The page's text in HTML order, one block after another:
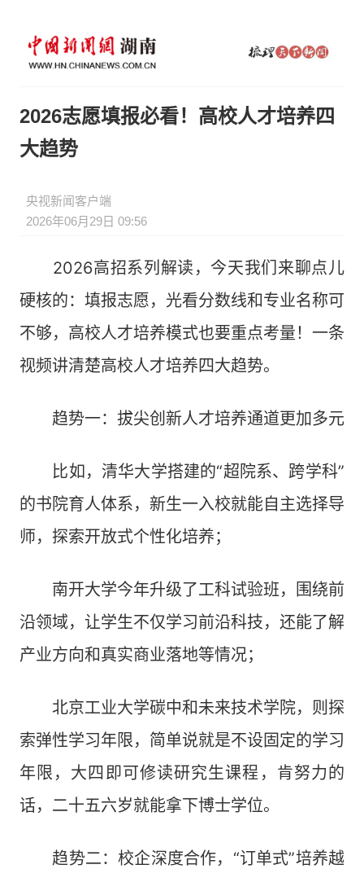
2026志愿填报必看！高校人才培养四
大趋势
央视新闻客户端
2026年06月29日 09:56
2026高招系列解读，今天我们来聊点儿
硬核的：填报志愿，光看分数线和专业名称可
不够，高校人才培养模式也要重点考量！一条
视频讲清楚高校人才培养四大趋势。
趋势一：拔尖创新人才培养通道更加多元
比如，清华大学搭建的“超院系、跨学科”
的书院育人体系，新生一入校就能自主选择导
师，探索开放式个性化培养；
南开大学今年升级了工科试验班，围绕前
沿领域，让学生不仅学习前沿科技，还能了解
产业方向和真实商业落地等情况；
北京工业大学碳中和未来技术学院，则探
索弹性学习年限，简单说就是不设固定的学习
年限，大四即可修读研究生课程，肯努力的
话，二十五六岁就能拿下博士学位。
趋势二：校企深度合作，“订单式”培养越